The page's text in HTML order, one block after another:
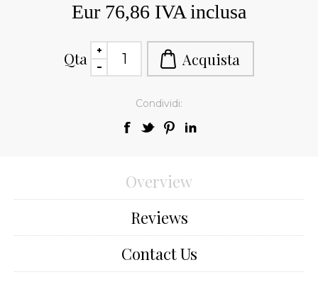
Eur 76,86 IVA inclusa
Qta
Condividi:
Overview
Reviews
Contact Us